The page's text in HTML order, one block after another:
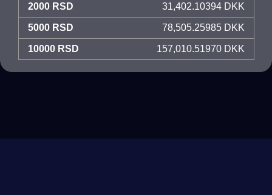
2000 RSD 31,402.10394 DKK
5000 RSD 78,505.25985 DKK
10000 RSD 157,010.51970 DKK